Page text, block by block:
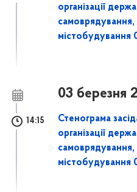
організації
самоврядування,
містобудування
03 березня
14:15
Стенограма
організації
самоврядування,
містобудування